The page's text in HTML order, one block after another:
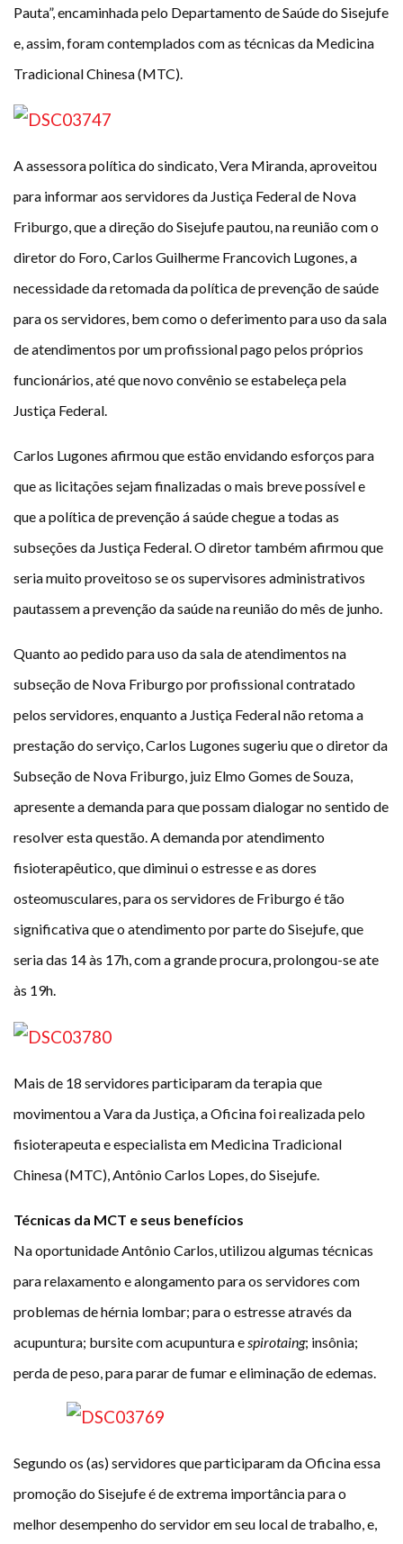
Pauta”, encaminhada pelo Departamento de Saúde do Sisejufe
e, assim, foram contemplados com as técnicas da Medicina
Tradicional Chinesa (MTC).
A assessora política do sindicato, Vera Miranda, aproveitou
para informar aos servidores da Justiça Federal de Nova
Friburgo, que a direção do Sisejufe pautou, na reunião com o
diretor do Foro, Carlos Guilherme Francovich Lugones, a
necessidade da retomada da política de prevenção de saúde
para os servidores, bem como o deferimento para uso da sala
de atendimentos por um profissional pago pelos próprios
funcionários, até que novo convênio se estabeleça pela
Justiça Federal.
Carlos Lugones afirmou que estão envidando esforços para
que as licitações sejam finalizadas o mais breve possível e
que a política de prevenção á saúde chegue a todas as
subseções da Justiça Federal. O diretor também afirmou que
seria muito proveitoso se os supervisores administrativos
pautassem a prevenção da saúde na reunião do mês de junho.
Quanto ao pedido para uso da sala de atendimentos na
subseção de Nova Friburgo por profissional contratado
pelos servidores, enquanto a Justiça Federal não retoma a
prestação do serviço, Carlos Lugones sugeriu que o diretor da
Subseção de Nova Friburgo, juiz Elmo Gomes de Souza,
apresente a demanda para que possam dialogar no sentido de
resolver esta questão. A demanda por atendimento
fisioterapêutico, que diminui o estresse e as dores
osteomusculares, para os servidores de Friburgo é tão
significativa que o atendimento por parte do Sisejufe, que
seria das 14 às 17h, com a grande procura, prolongou-se ate
às 19h.
Mais de 18 servidores participaram da terapia que
movimentou a Vara da Justiça, a Oficina foi realizada pelo
fisioterapeuta e especialista em Medicina Tradicional
Chinesa (MTC), Antônio Carlos Lopes, do Sisejufe.
Técnicas da MCT e seus benefícios
Na oportunidade Antônio Carlos, utilizou algumas técnicas
para relaxamento e alongamento para os servidores com
problemas de hérnia lombar; para o estresse através da
acupuntura; bursite com acupuntura e spirotaing; insônia;
perda de peso, para parar de fumar e eliminação de edemas.
Segundo os (as) servidores que participaram da Oficina essa
promoção do Sisejufe é de extrema importância para o
melhor desempenho do servidor em seu local de trabalho, e,